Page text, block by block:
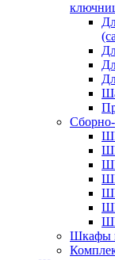
Шкафы